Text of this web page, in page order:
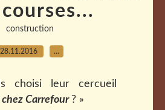
construction
28.11.2016 …
choisi leur cercueil
chez Carrefour ? »